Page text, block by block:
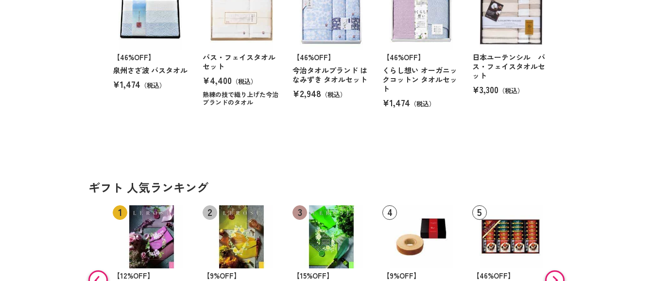
【46%OFF】
泉州さざ波 バスタオル
¥1,474 （税込）
バス・フェイスタオル
セット
¥4,400 （税込）
熟練の技で織り上げた今治
ブランドのタオル
【46%OFF】
今治タオルブランド は
なみずき タオルセット
¥2,948 （税込）
【46%OFF】
くらし想い オーガニッ
クコットン タオルセッ
ト
¥1,474 （税込）
日本ユーテンシル バ
ス・フェイスタオルセ
ット
¥3,300 （税込）
ギフト 人気ランキング
【12%OFF】
【9%OFF】
【15%OFF】
【9%OFF】
【46%OFF】
【9%OFF】